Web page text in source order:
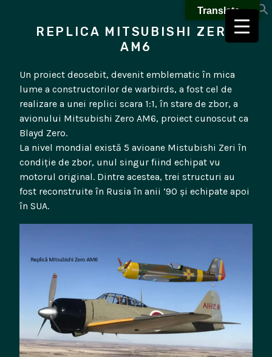
REPLICA MITSUBISHI ZERO
AM6
Un proiect deosebit, devenit emblematic în mica
lume a constructorilor de warbirds, a fost cel de
realizare a unei replici scara 1:1, în stare de zbor, a
avionului Mitsubishi Zero AM6, proiect cunoscut ca
Blayd Zero.
La nivel mondial există 5 avioane Mistubishi Zeri în
condiție de zbor, unul singur fiind echipat vu
motorul original. Dintre acestea, trei structuri au
fost reconstruite în Rusia în anii ’90 și echipate apoi
în SUA.
Translate »